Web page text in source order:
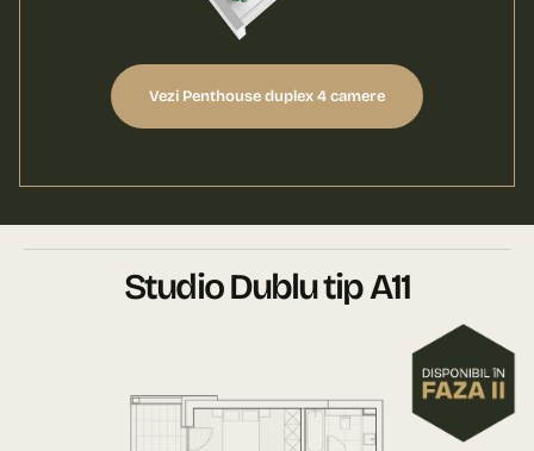
Vezi Penthouse duplex 4 camere
Studio Dublu tip A11